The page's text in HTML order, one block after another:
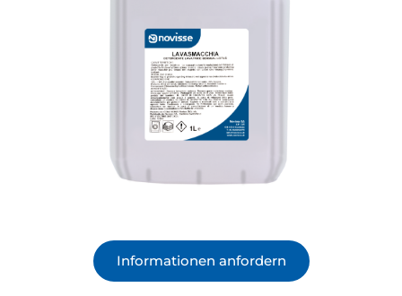
Informationen anfordern